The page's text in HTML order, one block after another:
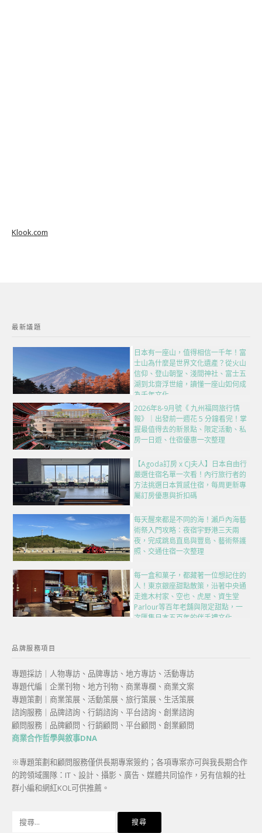
Klook.com
最新議題
日本有一座山，值得相信一千年！富
士山為什麼是世界文化遺產？從火山
信仰、登山朝聖、淺間神社、富士五
湖到北齋浮世繪，讀懂一座山如何成
為千年文化
2026年8-9月號《 九州福岡旅行情
報》｜出發前一週花 5 分鐘看完！掌
握最值得去的新景點、限定活動、私
房一日遊、住宿優惠一次整理
【Agoda訂房 x CJ夫人】日本自由行
嚴選住宿名單一次看！內行旅行者的
方法挑選日本質感住宿，每周更新專
屬訂房優惠與折扣碼
每天醒來都是不同的海！瀨戶內海藝
術祭入門攻略：夜宿宇野港三天兩
夜，完成跳島直島與豐島、藝術祭護
照、交通住宿一次整理
每一盒和菓子，都藏著一位想記住的
人！東京銀座甜點散策，沿著中央通
走進木村家、空也、虎屋、資生堂
Parlour等百年老舖與限定甜點，一
次匯集日本五百年的伴手禮文化
品牌服務項目
專題採訪｜人物專訪、品牌專訪、地方專訪、活動專訪
專題代編｜企業刊物、地方刊物、商業專欄、商業文案
專題策劃｜商業策展、活動策展、旅行策展、生活策展
諮詢服務｜品牌諮詢、行銷諮詢、平台諮詢、創業諮詢
顧問服務｜品牌顧問、行銷顧問、平台顧問、創業顧問
商業合作哲學與敘事DNA
※專題策劃和顧問服務僅供長期專案簽約；各項專案亦可與我長期合作
的跨領域團隊：IT、設計、攝影、廣告、媒體共同協作，另有信賴的社
群小編和網紅KOL可供推薦。